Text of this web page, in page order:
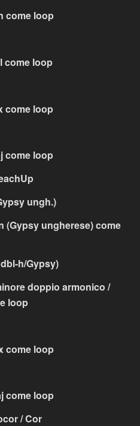
come loop
come loop
come loop
come loop
ungh.)
(Gypsy ungherese) come
h/Gypsy)
doppio armonico /
loop
come loop
come loop
/ Cor